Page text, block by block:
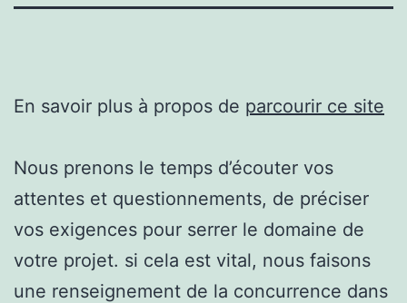
En savoir plus à propos de parcourir ce site
Nous prenons le temps d’écouter vos
attentes et questionnements, de préciser
vos exigences pour serrer le domaine de
votre projet. si cela est vital, nous faisons
une renseignement de la concurrence dans